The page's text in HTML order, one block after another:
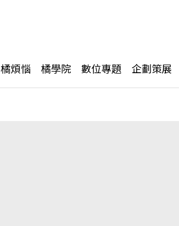
橘煩惱 橘學院 數位專題 企劃策展